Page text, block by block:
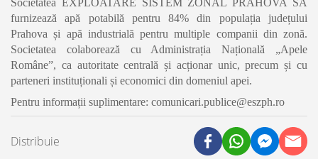
Societatea EXPLOATARE SISTEM ZONAL PRAHOVA SA
furnizează apă potabilă pentru 84% din populația județului
Prahova și apă industrială pentru multiple companii din zonă.
Societatea colaborează cu Administrația Națională „Apele
Române”, ca autoritate centrală și acționar unic, precum și cu
parteneri instituționali și economici din domeniul apei.
Pentru informații suplimentare: comunicari.publice@eszph.ro
Distribuie